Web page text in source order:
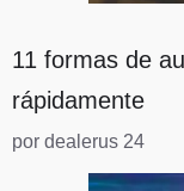
11 formas de
rápidamente
por dealerus 24